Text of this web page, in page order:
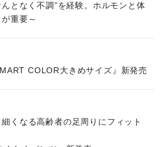
となく不調”を経験。ホルモンと体
重要～
COLOR大きめサイズ』新発売
くなる高齢者の足周りにフィット